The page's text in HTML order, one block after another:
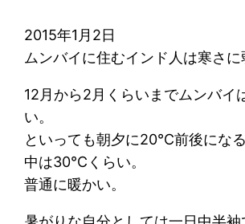
2015年1月2日
ムンバイに住むインド人は寒さに
12月から2月くらいまでムンバイ
い。
といっても朝夕に20℃前後にな
中は30℃くらい。
普通に暖かい。